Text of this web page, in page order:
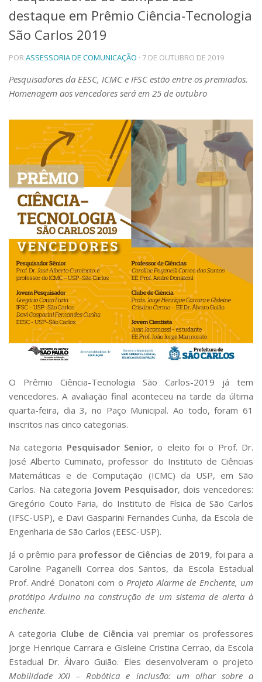
Telefones e Mapas
Pessoas
Ensino
Graduação
Educação a distância
Cursos de Extensão
Linhas de Pesquisa
Centros, Núcleos e Projetos em Rede
Pós-doutorado
Iniciação Científica
Transferência de Tecnologia
Empresas Juniores
Extensão à Comunidade
Projetos, Programas e Cursos
Artes, Cultura e Esportes
Museus e Espaços Interativos
Serviços
Bibliotecas
Apoio ao Estudante
Segurança, Trânsito e Prevenção
RH, Administrativo e Financeiro
Outros serviços
Comunicação
Aplicativos e Sites
Jornal da USP
Agenda de Eventos
Defesa de Teses
destaque em Prêmio Ciência-Tecnologia
São Carlos 2019
PORASSESSORIA DE COMUNICAÇÃO · 7 DE OUTUBRO DE 2019
Pesquisadores da EESC, ICMC e IFSC estão entre os premiados.
Homenagem aos vencedores será em 25 de outubro
O Prêmio Ciência-Tecnologia São Carlos-2019 já tem
vencedores. A avaliação final aconteceu na tarde da última
quarta-feira, dia 3, no Paço Municipal. Ao todo, foram 61
inscritos nas cinco categorias.
Na categoria Pesquisador Senior, o eleito foi o Prof. Dr.
José Alberto Cuminato, professor do Instituto de Ciências
Matemáticas e de Computação (ICMC) da USP, em São
Carlos. Na categoria Jovem Pesquisador, dois vencedores:
Gregório Couto Faria, do Instituto de Física de São Carlos
(IFSC-USP), e Davi Gasparini Fernandes Cunha, da Escola de
Engenharia de São Carlos (EESC-USP).
Já o prêmio para professor de Ciências de 2019, foi para a
Caroline Paganelli Correa dos Santos, da Escola Estadual
Prof. André Donatoni com o Projeto Alarme de Enchente, um
protótipo Arduino na construção de um sistema de alerta à
enchente.
A categoria Clube de Ciência vai premiar os professores
Jorge Henrique Carrara e Gisleine Cristina Cerrao, da Escola
Estadual Dr. Álvaro Guião. Eles desenvolveram o projeto
Mobilidade XXI – Robótica e inclusão: um olhar sobre a